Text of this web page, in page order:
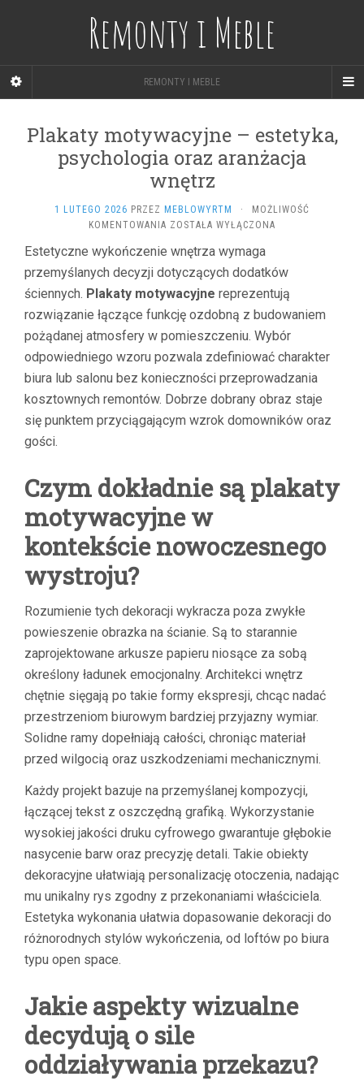
Remonty i Meble
REMONTY I MEBLE
Plakaty motywacyjne – estetyka,
psychologia oraz aranżacja
wnętrz
1 LUTEGO 2026 PRZEZ MEBLOWYRTM ·
MOŻLIWOŚĆ
KOMENTOWANIA PLAKATY
–
ESTETYKA,
PSYCHOLOGIA
ORAZ
ARANŻACJA
WNĘTRZ
ZOSTAŁA WYŁĄCZONA
Estetyczne wykończenie wnętrza wymaga
przemyślanych decyzji dotyczących dodatków
ściennych. Plakaty motywacyjne reprezentują
rozwiązanie łączące funkcję ozdobną z budowaniem
pożądanej atmosfery w pomieszczeniu. Wybór
odpowiedniego wzoru pozwala zdefiniować charakter
biura lub salonu bez konieczności przeprowadzania
kosztownych remontów. Dobrze dobrany obraz staje
się punktem przyciągającym wzrok domowników oraz
gości.
Czym dokładnie są plakaty
motywacyjne w
kontekście nowoczesnego
wystroju?
Rozumienie tych dekoracji wykracza poza zwykłe
powieszenie obrazka na ścianie. Są to starannie
zaprojektowane arkusze papieru niosące za sobą
określony ładunek emocjonalny. Architekci wnętrz
chętnie sięgają po takie formy ekspresji, chcąc nadać
przestrzeniom biurowym bardziej przyjazny wymiar.
Solidne ramy dopełniają całości, chroniąc materiał
przed wilgocią oraz uszkodzeniami mechanicznymi.
Każdy projekt bazuje na przemyślanej kompozycji,
łączącej tekst z oszczędną grafiką. Wykorzystanie
wysokiej jakości druku cyfrowego gwarantuje głębokie
nasycenie barw oraz precyzję detali. Takie obiekty
dekoracyjne ułatwiają personalizację otoczenia, nadając
mu unikalny rys zgodny z przekonaniami właściciela.
Estetyka wykonania ułatwia dopasowanie dekoracji do
różnorodnych stylów wykończenia, od loftów po biura
typu open space.
Jakie aspekty wizualne
decydują o sile
oddziaływania przekazu?